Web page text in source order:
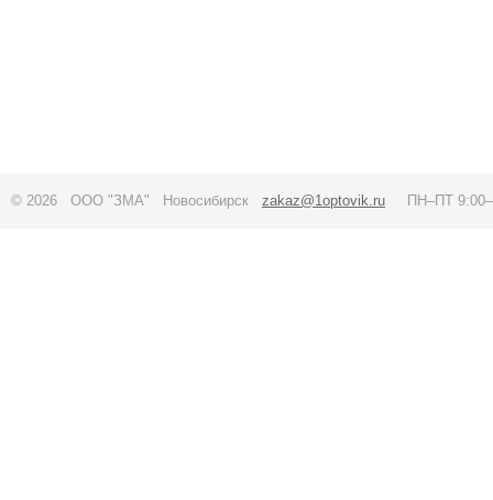
© 2026 ООО "ЗМА" Новосибирск zakaz@1optovik.ru ПН–ПТ